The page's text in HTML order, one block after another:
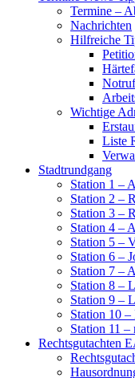
Termine –
Nachrichten
Hilfreiche
Wichtige
Liste
Stadtrundgang
Station 1 –
Station 2 –
Station 3 –
Station 4 –
Station 5 –
Station 6 –
Station 7 –
Station 8 –
Station 9 –
Station 10
Station 11 –
Rechtsgutachten